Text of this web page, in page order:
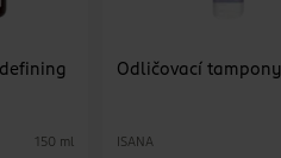
150 ml
Odličovací tampony
ISANA